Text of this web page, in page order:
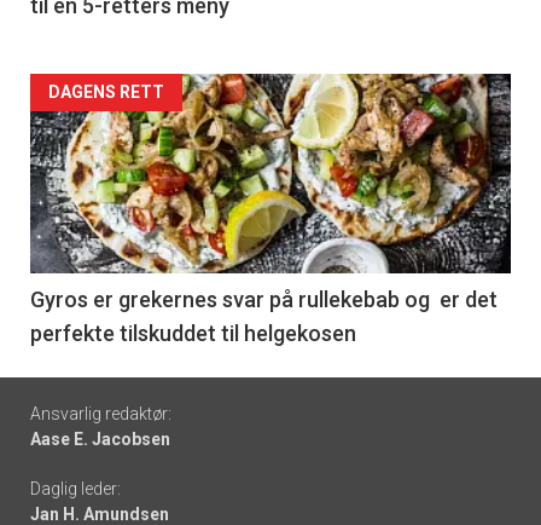
til en 5-retters meny
Forsiden
akkurat
nå
-
6
DAGENS RETT
Gyros er grekernes svar på rullekebab og er det
perfekte tilskuddet til helgekosen
Footer
-
links
Ansvarlig redaktør:
Aase E. Jacobsen
Daglig leder:
Jan H. Amundsen